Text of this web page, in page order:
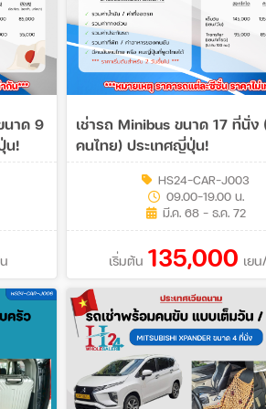
นาด 9
น!
เช่ารถ Minibus ขนาด 17 ที่นั่ง
คนไทย) ประเทศญี่ปุ่น!
HS24-CAR-J003
09.00-19.00 น.
มี.ค. 68 - ธ.ค. 72
เริ่มต้น 135,000 เย